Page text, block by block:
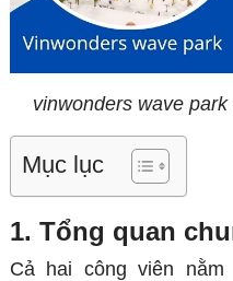
vinwonders wave
Mục lục
1. Tổng quan
Cả hai công viên